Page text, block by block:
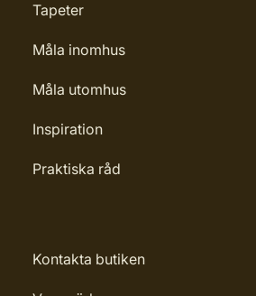
Tapeter
Måla inomhus
Måla utomhus
Inspiration
Praktiska råd
Kontakta butiken